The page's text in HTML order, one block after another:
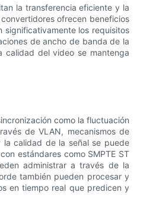
la transferencia eficiente y la
ofrecen beneficios
significativamente los requisitos
de ancho de banda de la
calidad del video se mantenga
como la fluctuación
de VLAN, mecanismos de
la calidad de la señal se puede
estándares como SMPTE ST
administrar a través de la
también pueden procesar y
en tiempo real que predicen y